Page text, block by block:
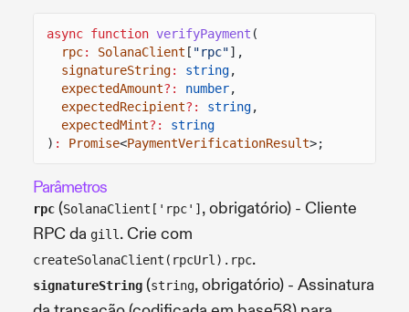
async function verifyPayment (
rpc: SolanaClient [ "rpc"],
signatureString: string,
expectedAmount?: number,
expectedRecipient?: string,
expectedMint?:
string
) : Promise<PaymentVerificationResult>;
Parâmetros
rpc (SolanaClient['rpc'] , obrigatório) - Cliente
RPC da gill . Crie com
createSolanaClient(rpcUrl).rpc.
signatureString (string, obrigatório) - Assinatura